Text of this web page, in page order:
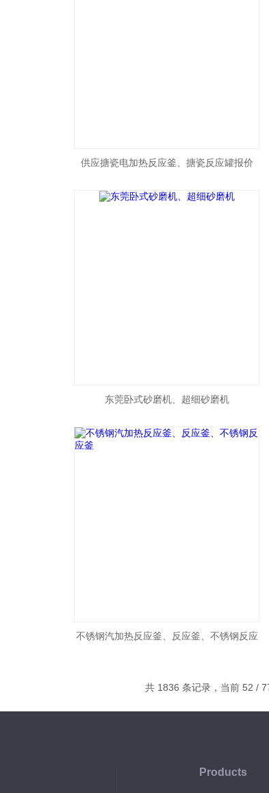
供应搪瓷电加热反应釜、搪瓷反应罐报价
东莞卧式砂磨机、超细砂磨机
不锈钢汽加热反应釜、反应釜、不锈钢反应
共 1836 条记录，当前 52 /
Products